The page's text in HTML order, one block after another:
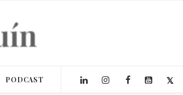
PODCAST